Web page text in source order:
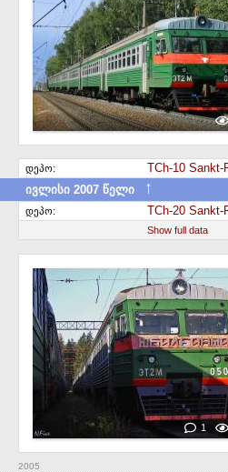
დეპო:
TCh-10 Sankt-
ივლისი 2007 წელი
↑
დეპო: TCh-20 Sankt-
Show full data
1
2005